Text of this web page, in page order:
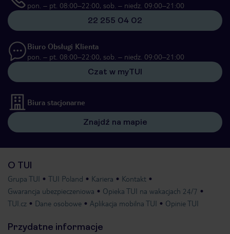
pon. – pt. 08:00–22:00, sob. – niedz. 09:00–21:00
22 255 04 02
Biuro Obsługi Klienta
pon. – pt. 08:00–22:00, sob. – niedz. 09:00–21:00
Czat w myTUI
Biura stacjonarne
Znajdź na mapie
O TUI
Grupa TUI TUI Poland Kariera
Kontakt
Gwarancja ubezpieczeniowa
Opieka TUI na wakacjach 24/7
TUI.cz
Dane osobowe Aplikacja mobilna TUI Opinie TUI
Przydatne informacje